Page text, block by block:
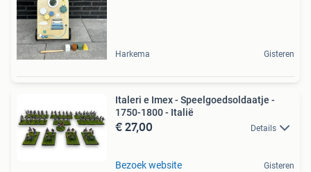
Harkema Gisteren
Italeri e Imex - Speelgoedsoldaatje -
1750-1800 - Italië
€ 27,00 Details
Bezoek website Gisteren